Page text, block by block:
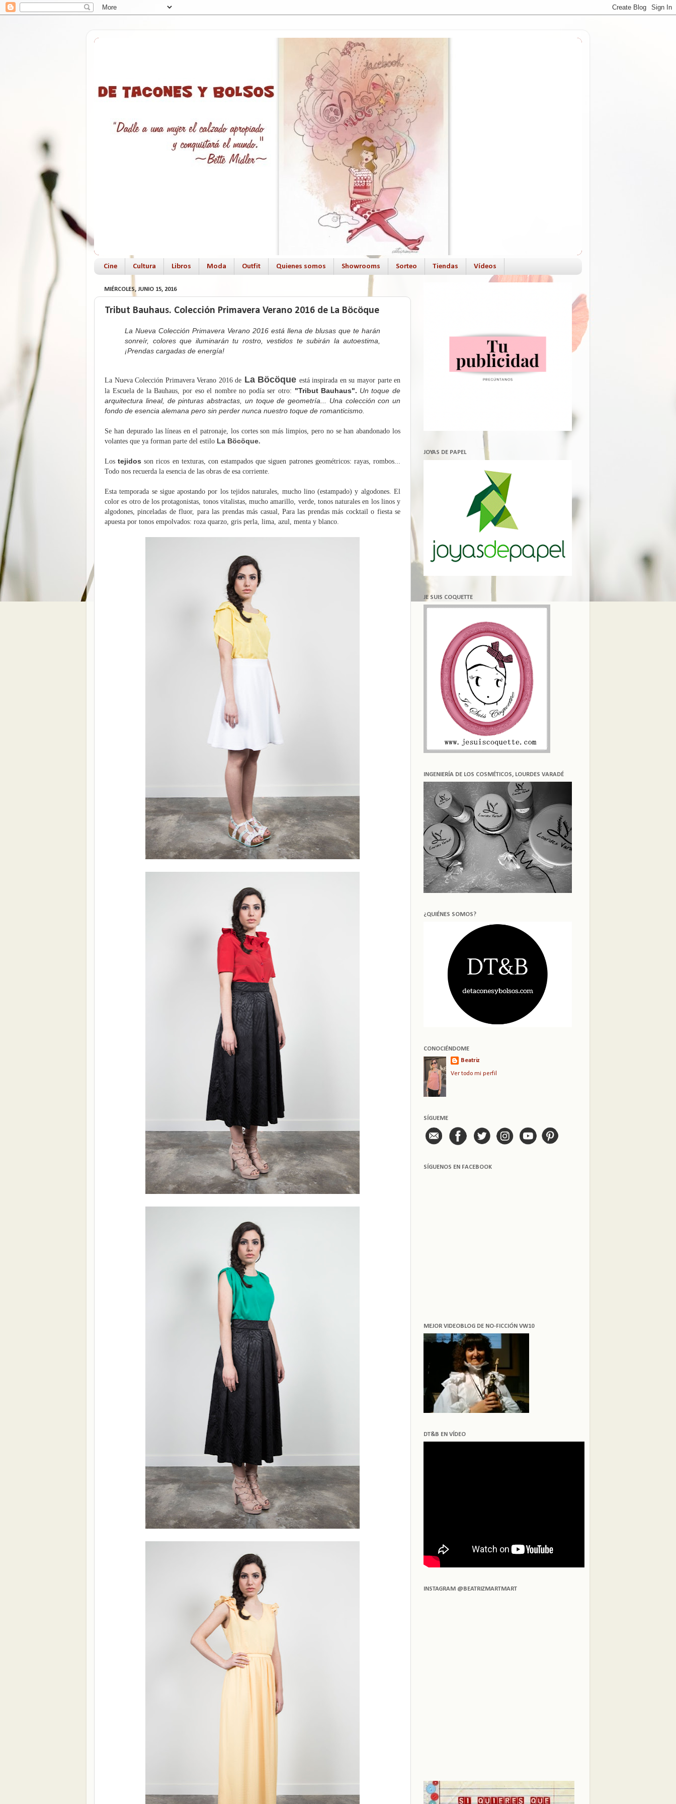
Cine Cultura Libros Moda Outfit Quienes somos Showrooms Sorteo Tiendas Vídeos
MIÉRCOLES, JUNIO 15, 2016
Tribut Bauhaus. Colección Primavera Verano 2016 de La Böcöque
La Nueva Colección Primavera Verano 2016 está llena de blusas que te harán
sonreír, colores que iluminarán tu rostro, vestidos te subirán la autoestima,
¡Prendas cargadas de energía!
La Nueva Colección Primavera Verano 2016 de La Böcöque está inspirada en su mayor parte en
la Escuela de la Bauhaus, por eso el nombre no podía ser otro: "Tribut Bauhaus". Un toque de
arquitectura lineal, de pinturas abstractas, un toque de geometría... Una colección con un
fondo de esencia alemana pero sin perder nunca nuestro toque de romanticismo.
Se han depurado las líneas en el patronaje, los cortes son más limpios, pero no se han abandonado los
volantes que ya forman parte del estilo La Böcöque.
Lostejidosson ricos en texturas, con estampados que siguen patrones geométricos: rayas, rombos...
Todo nos recuerda la esencia de las obras de esa corriente.
Esta temporada se sigue apostando por los tejidos naturales, mucho lino (estampado) y algodones. El
color es otro de los protagonistas, tonos vitalistas, mucho amarillo, verde, tonos naturales en los linos y
algodones, pinceladas de fluor, para las prendas más casual, Para las prendas más cocktail o fiesta se
apuesta por tonos empolvados: roza quarzo, gris perla, lima, azul, menta y blanco.
JOYAS DE PAPEL
JE SUIS COQUETTE
INGENIERÍA DE LOS COSMÉTICOS, LOURDES VARADÉ
¿QUIÉNES SOMOS?
CONOCIÉNDOME
Beatriz
Ver todo mi perfil
SÍGUEME
SÍGUENOS EN FACEBOOK
MEJOR VIDEOBLOG DE NO-FICCIÓN VW10
DT&B EN VÍDEO
INSTAGRAM @BEATRIZMARTMART